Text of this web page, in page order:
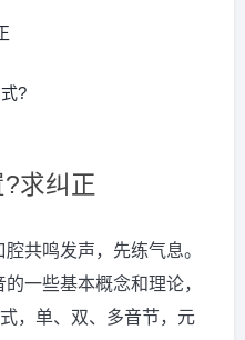
?
求纠正
共鸣发声，先练气息。
一些基本概念和理论，
，单、双、多音节，元